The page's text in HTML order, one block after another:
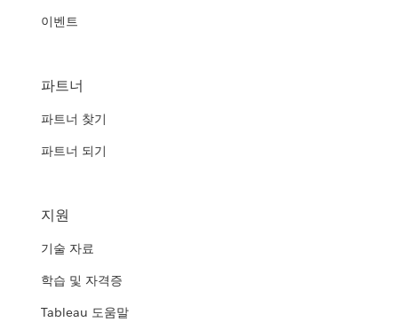
이벤트
파트너
파트너 찾기
파트너 되기
지원
기술 자료
학습 및 자격증
Tableau 도움말